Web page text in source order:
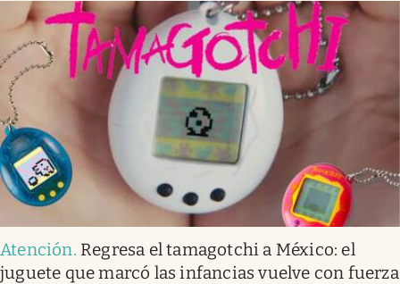
Atención. Regresa el tamagotchi a México: el
juguete que marcó las infancias vuelve con fuerza